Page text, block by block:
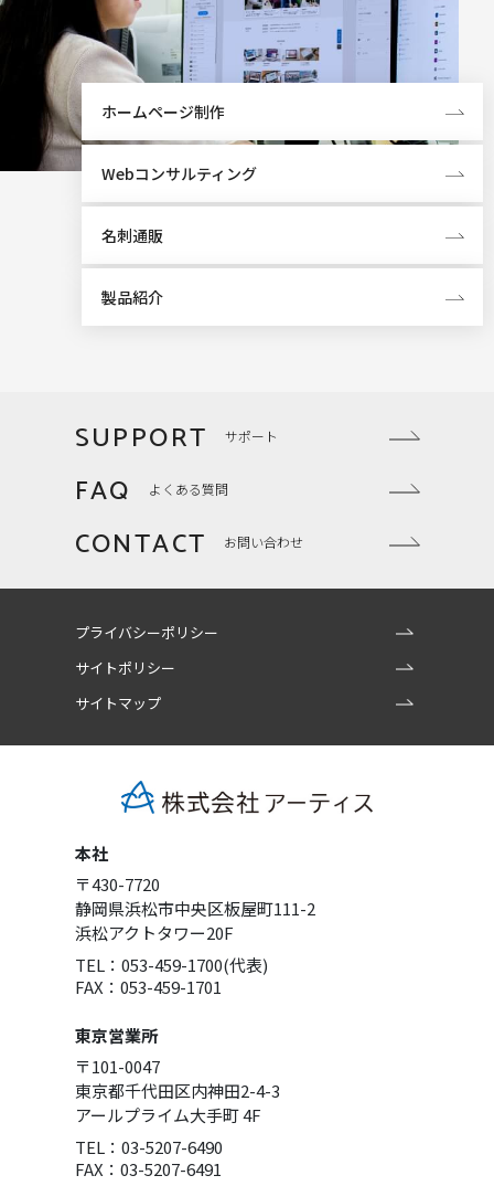
ホームページ制作
Webコンサルティング
名刺通販
製品紹介
SUPPORT サポート
FAQ よくある質問
CONTACT お問い合わせ
プライバシーポリシー
サイトポリシー
サイトマップ
本社
〒430-7720
静岡県浜松市中央区板屋町111-2
浜松アクトタワー20F
TEL：053-459-1700(代表)
FAX：053-459-1701
東京営業所
〒101-0047
東京都千代田区内神田2-4-3
アールプライム大手町 4F
TEL：03-5207-6490
FAX：03-5207-6491